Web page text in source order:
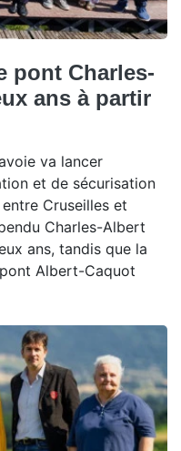
pont Charles-
ans à partir
va lancer
et de sécurisation
Cruseilles et
Charles-Albert
ans, tandis que la
Albert-Caquot